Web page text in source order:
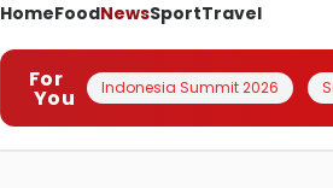
HomeFoodNewsSportTravel
For
You Indonesia Summit 2026